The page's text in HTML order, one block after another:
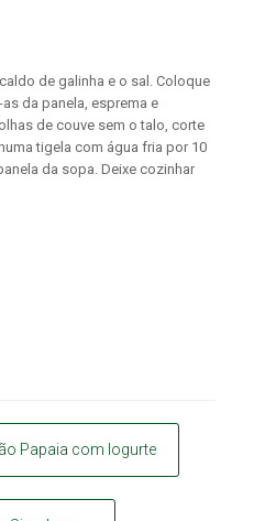
de galinha e o sal. Coloque
da panela, esprema e
de couve sem o talo, corte
tigela com água fria por 10
da sopa. Deixe cozinhar
Papaia com Iogurte